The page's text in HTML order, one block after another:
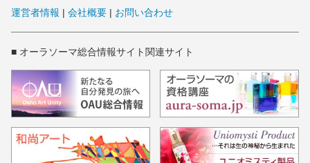
運営者情報 | 会社概要 | お問い合わせ
■ オーラソーマ総合情報サイト関連サイト